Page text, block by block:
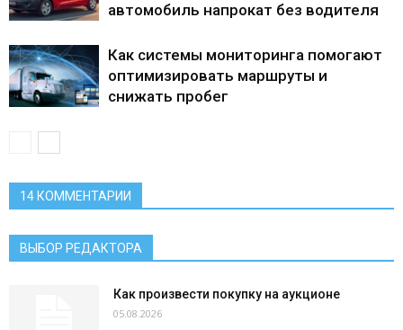
автомобиль напрокат без водителя
Как системы мониторинга помогают
оптимизировать маршруты и
снижать пробег
14 КОММЕНТАРИИ
ВЫБОР РЕДАКТОРА
Как произвести покупку на аукционе
05.08.2026